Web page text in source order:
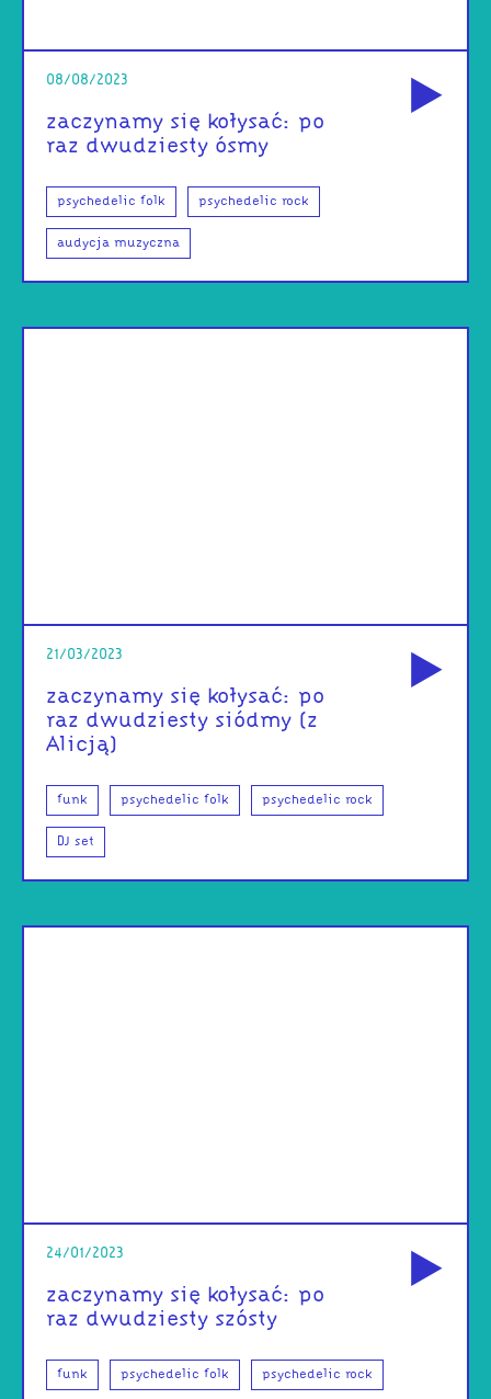
08/08/2023
zaczynamy się kołysać: po
raz dwudziesty ósmy
psychedelic folk psychedelic rock
audycja muzyczna
21/03/2023
zaczynamy się kołysać: po
raz dwudziesty siódmy (z
Alicją)
funk psychedelic folk psychedelic rock
DJ set
24/01/2023
zaczynamy się kołysać: po
raz dwudziesty szósty
funk psychedelic folk psychedelic rock